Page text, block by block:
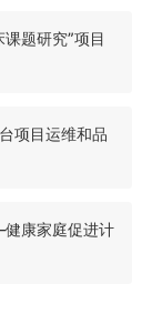
题研究”项目
项目运维和品
康家庭促进计